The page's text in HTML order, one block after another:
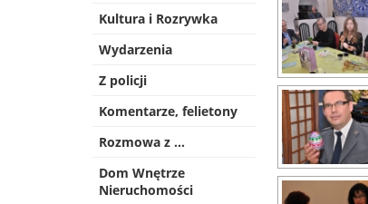
Kultura i Rozrywka
Wydarzenia
Z policji
Komentarze, felietony
Rozmowa z …
Dom Wnętrze
Nieruchomości